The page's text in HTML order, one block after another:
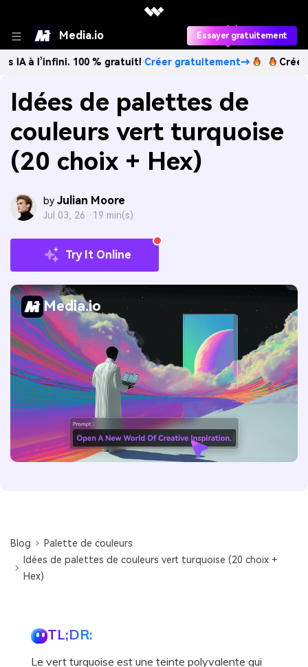
Media.io Essayer gratuitement
100 % gratuit!Créer gratuitement→ Créez des
Idées de palettes de
couleurs vert turquoise
(20 choix + Hex)
by Julian Moore
Jul 03, 26 · 19 min(s)
Try It Online
Media.io
Blog
Palette de couleurs
Idées de palettes de couleurs vert turquoise (20 choix +
Hex)
TL;DR:
Le vert turquoise est une teinte polyvalente qui